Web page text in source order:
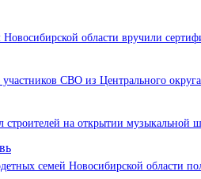
области вручили
СВО из Центрального
строителей на открытии музыкальной
семей Новосибирской области